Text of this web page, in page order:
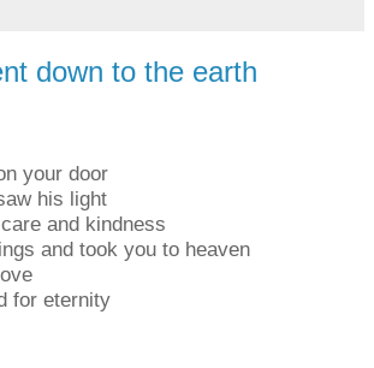
down to the earth
your door
his light
and kindness
and took you to heaven
for eternity